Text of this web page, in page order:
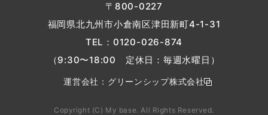
〒800-0227
福岡県北九州市小倉南区津田新町4-1-31
TEL： 0120-026-874
（9:30〜18:00 定休日：毎週水曜日）
運営会社： グリーンシップ株式会社
Copyright (C) My base. All Rights Reserved.